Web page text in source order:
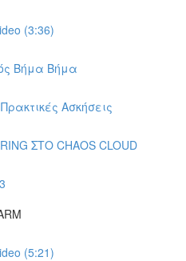
(3:36)
Βήμα Βήμα
Ασκήσεις
ΣΤΟ CHAOS CLOUD
(5:21)